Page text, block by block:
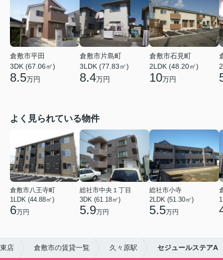
倉敷市平田
3DK (67.06㎡)
8.5万円
倉敷市片島町
3LDK (77.83㎡)
8.4万円
倉敷市石見町
2LDK (48.20㎡)
10万円
よく見られている物件
倉敷市八王寺町
1LDK (44.88㎡)
6万円
総社市中央１丁目
3DK (61.18㎡)
5.9万円
総社市小寺
2LDK (51.30㎡)
5.5万円
店 倉敷市の賃貸一覧 久々原駅 セジュールステアA